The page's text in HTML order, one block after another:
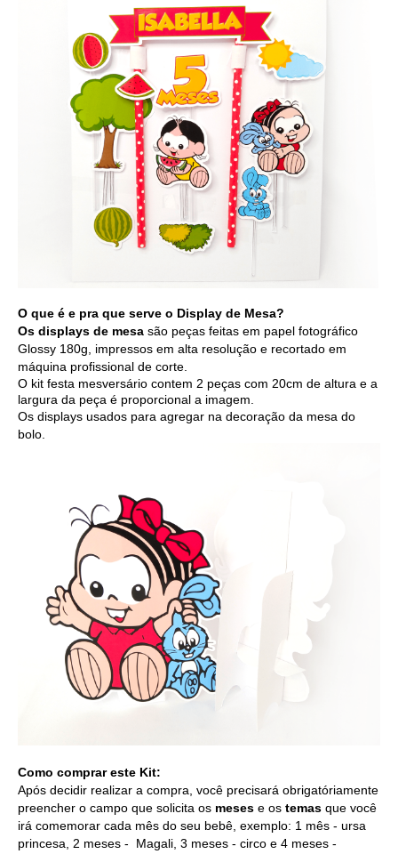
O que é e pra que serve o Display de Mesa?
Os displays de mesa são peças feitas em papel fotográfico
Glossy 180g, impressos em alta resolução e recortado em
máquina profissional de corte.
O kit festa mesversário contem 2 peças com 20cm de altura e a
largura da peça é proporcional a imagem.
Os displays usados para agregar na decoração da mesa do
bolo.
Como comprar este Kit:
Após decidir realizar a compra, você precisará obrigatóriamente
preencher o campo que solicita os meses e os temas que você
irá comemorar cada mês do seu bebê, exemplo: 1 mês - ursa
princesa, 2 meses - Magali, 3 meses - circo e 4 meses -